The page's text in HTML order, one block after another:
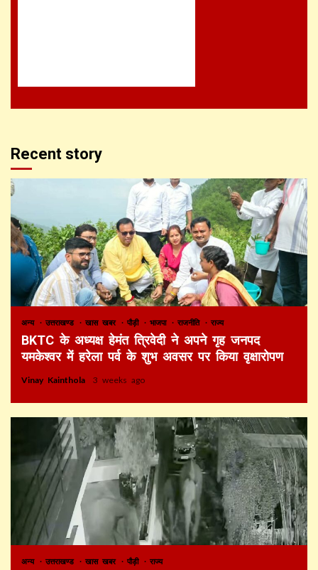
Recent story
अन्य उत्तराखण्ड खास खबर पौड़ी भाजपा राजनीति राज्य
BKTC के अध्यक्ष हेमंत त्रिवेदी ने अपने गृह जनपद
यमकेश्वर में हरेला पर्व के शुभ अवसर पर किया वृक्षारोपण
Vinay Kainthola 3 weeks ago
अन्य उत्तराखण्ड खास खबर पौड़ी राज्य